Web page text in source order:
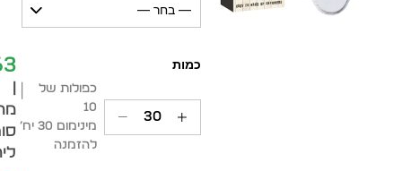
— בחר —
כפולות של
10
מינימום 30 יח׳
להזמנה